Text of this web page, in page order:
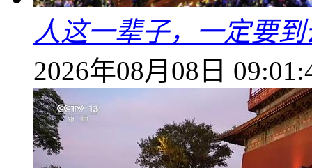
人这一辈子，一定要
2026年08月08日